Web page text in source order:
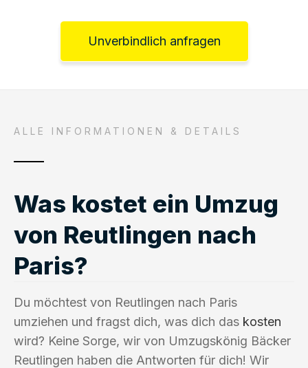
Unverbindlich anfragen
ALLE INFORMATIONEN & DETAILS
Was kostet ein Umzug
von Reutlingen nach
Paris?
Du möchtest von Reutlingen nach Paris
umziehen und fragst dich, was dich das kosten
wird? Keine Sorge, wir von Umzugskönig Bäcker
Reutlingen haben die Antworten für dich! Wir